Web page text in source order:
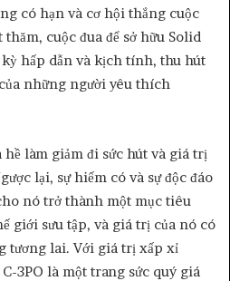
có hạn và cơ hội thắng cuộc
cuộc đua để sở hữu Solid
hấp dẫn và kịch tính, thu hút
những người yêu thích
làm giảm đi sức hút và giá trị
lại, sự hiếm có và sự độc đáo
nó trở thành một mục tiêu
giới sưu tập, và giá trị của nó có
tương lai. Với giá trị xấp xỉ
3PO là một trang sức quý giá